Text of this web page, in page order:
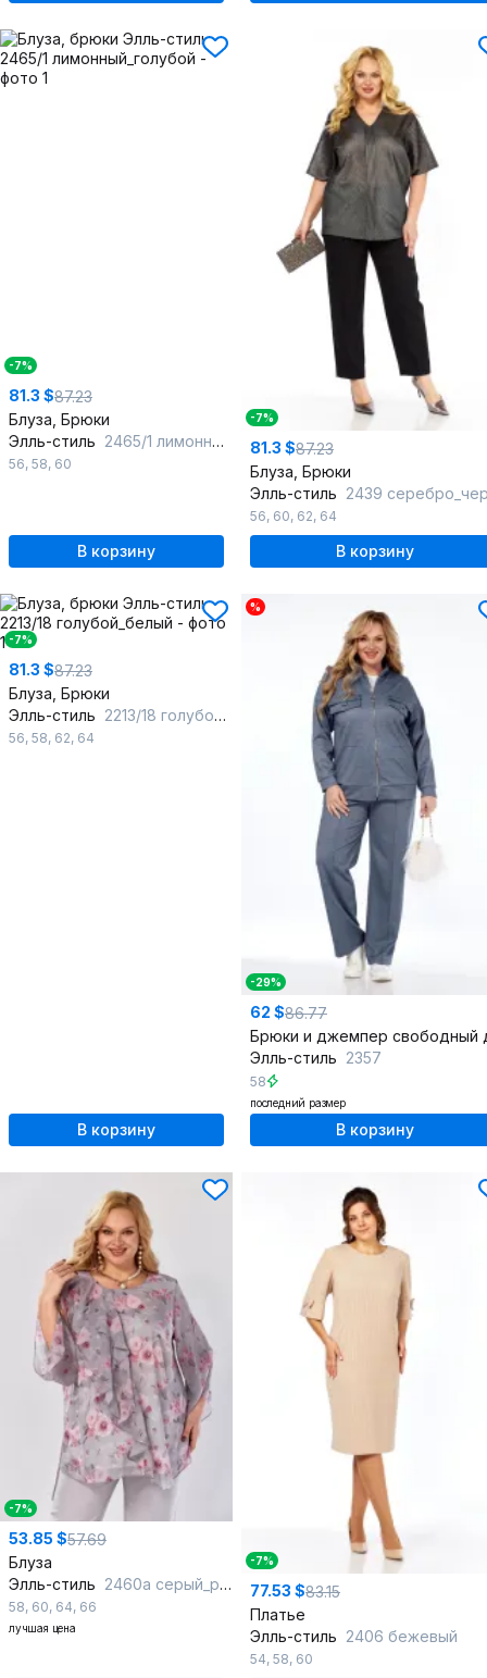
-7%
81.3 $87.23
Блуза, Брюки
Элль-стиль 2465/1 лимонный_голубой
56, 58, 60
В корзину
-7%
81.3 $87.23
Блуза, Брюки
Элль-стиль 2439
56, 60, 62, 64
В корзину
-7%
81.3 $87.23
Блуза, Брюки
Элль-стиль 2213/18 голубой_белый
56, 58, 62, 64
В корзину
%
-29%
62 $86.77
Элль-стиль 2357
58
последний размер
В корзину
-7%
53.85 $57.69
Блуза
Элль-стиль 2460а серый_розовый_ринт
58, 60, 64, 66
лучшая цена
-7%
77.53 $83.15
Платье
Элль-стиль 2406 бежевый
54, 58, 60